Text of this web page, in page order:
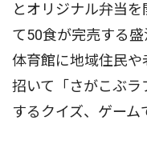
とオリジナル弁当
て50食が完売する
体育館に地域住民
招いて「さがこぶラ
するクイズ、ゲーム